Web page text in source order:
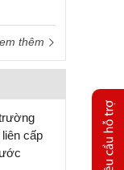
thêm
cấp